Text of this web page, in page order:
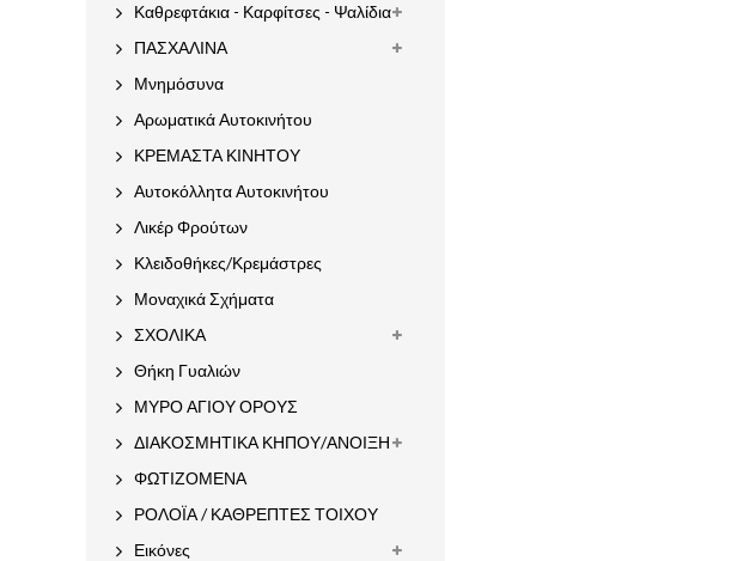
Καθρεφτάκια - Καρφίτσες - Ψαλίδια
ΠΑΣΧΑΛΙΝΑ
Μνημόσυνα
Αρωματικά Αυτοκινήτου
ΚΡΕΜΑΣΤΑ ΚΙΝΗΤΟΥ
Αυτοκόλλητα Αυτοκινήτου
Λικέρ Φρούτων
Κλειδοθήκες/Κρεμάστρες
Μοναχικά Σχήματα
ΣΧΟΛΙΚΑ
Θήκη Γυαλιών
ΜΥΡΟ ΑΓΙΟΥ ΟΡΟΥΣ
ΔΙΑΚΟΣΜΗΤΙΚΑ ΚΗΠΟΥ/ΑΝΟΙΞΗ
ΦΩΤΙΖΟΜΕΝΑ
ΡΟΛΟΪΑ / ΚΑΘΡΕΠΤΕΣ ΤΟΙΧΟΥ
Εικόνες